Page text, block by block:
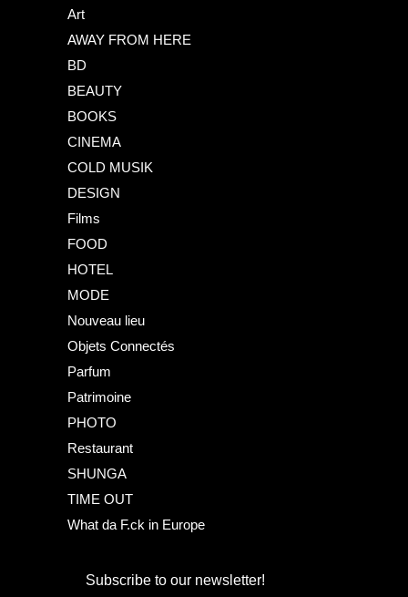
Art
AWAY FROM HERE
BD
BEAUTY
BOOKS
CINEMA
COLD MUSIK
DESIGN
Films
FOOD
HOTEL
MODE
Nouveau lieu
Objets Connectés
Parfum
Patrimoine
PHOTO
Restaurant
SHUNGA
TIME OUT
What da F.ck in Europe
Subscribe to our newsletter!